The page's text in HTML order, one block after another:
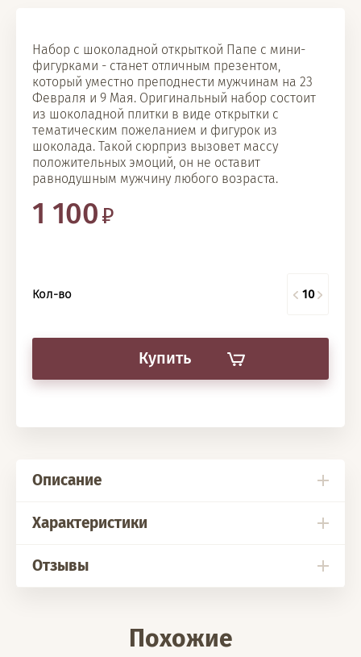
Набор с шоколадной открыткой Папе с мини-
фигурками - станет отличным презентом,
который уместно преподнести мужчинам на 23
Февраля и 9 Мая. Оригинальный набор состоит
из шоколадной плитки в виде открытки с
тематическим пожеланием и фигурок из
шоколада. Такой сюрприз вызовет массу
положительных эмоций, он не оставит
равнодушным мужчину любого возраста.
1 100
Кол-во
Купить
Описание
Характеристики
Отзывы
Похожие